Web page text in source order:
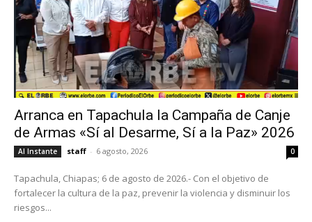
Arranca en Tapachula la Campaña de Canje
de Armas «Sí al Desarme, Sí a la Paz» 2026
Al Instante staff - 6 agosto, 2026 0
Tapachula, Chiapas; 6 de agosto de 2026.- Con el objetivo de
fortalecer la cultura de la paz, prevenir la violencia y disminuir los
riesgos...